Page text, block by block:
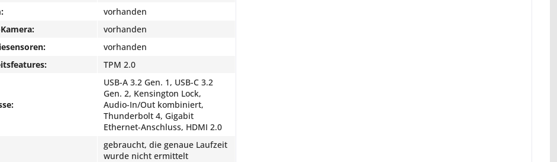
vorhanden
vorhanden
vorhanden
TPM 2.0
USB-A 3.2 Gen. 1, USB-C 3.2
Gen. 2, Kensington Lock,
Audio-In/Out kombiniert,
Thunderbolt 4, Gigabit
Ethernet-Anschluss, HDMI 2.0
gebraucht, die genaue Laufzeit
wurde nicht ermittelt